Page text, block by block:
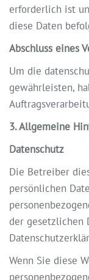
erforderlich ist
diese Daten
Abschluss eines
Um die
gewährleisten,
3. Allgemeine
Datenschutz
Die Betreiber
persönlichen
der gesetzlichen
Wenn Sie diese